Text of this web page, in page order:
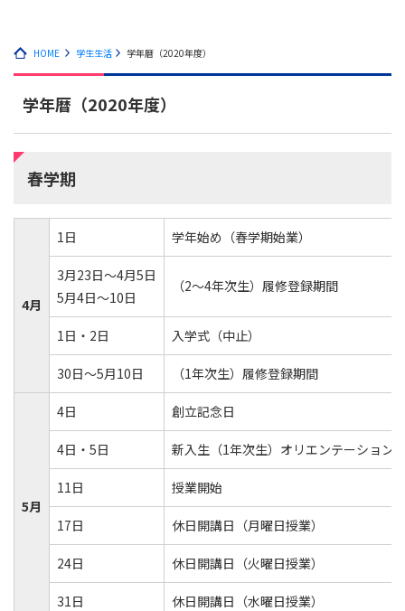
HOME 学生生活 学年暦（2020年度）
学年暦（2020年度）
春学期
4月
1日 学年始め（春学期始業）
3月23日～4月5日
5月4日～10日
（2～4年次生）履修登録期間
1日・2日 入学式（中止）
30日～5月10日 （1年次生）履修登録期間
5月
4日 創立記念日
4日・5日 新入生（1年次生）オリエンテーション
11日 授業開始
17日 休日開講日（月曜日授業）
24日 休日開講日（火曜日授業）
31日 休日開講日（水曜日授業）